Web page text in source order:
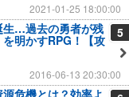
2021-01-25 18:00:00
5
生…過去の勇者が残
明かすRPG！【攻
2016-06-13 20:30:00
源危機とは？効率よ